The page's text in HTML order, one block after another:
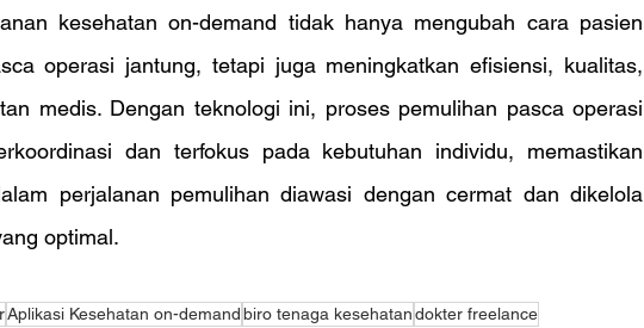
kesehatan on-demand tidak hanya mengubah cara pasien
operasi jantung, tetapi juga meningkatkan efisiensi, kualitas,
medis. Dengan teknologi ini, proses pemulihan pasca operasi
dan terfokus pada kebutuhan individu, memastikan
perjalanan pemulihan diawasi dengan cermat dan dikelola
optimal.
Aplikasi Kesehatan on-demandbiro tenaga kesehatandokter freelance